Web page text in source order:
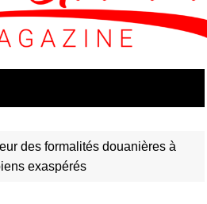
des formalités douanières à
exaspérés